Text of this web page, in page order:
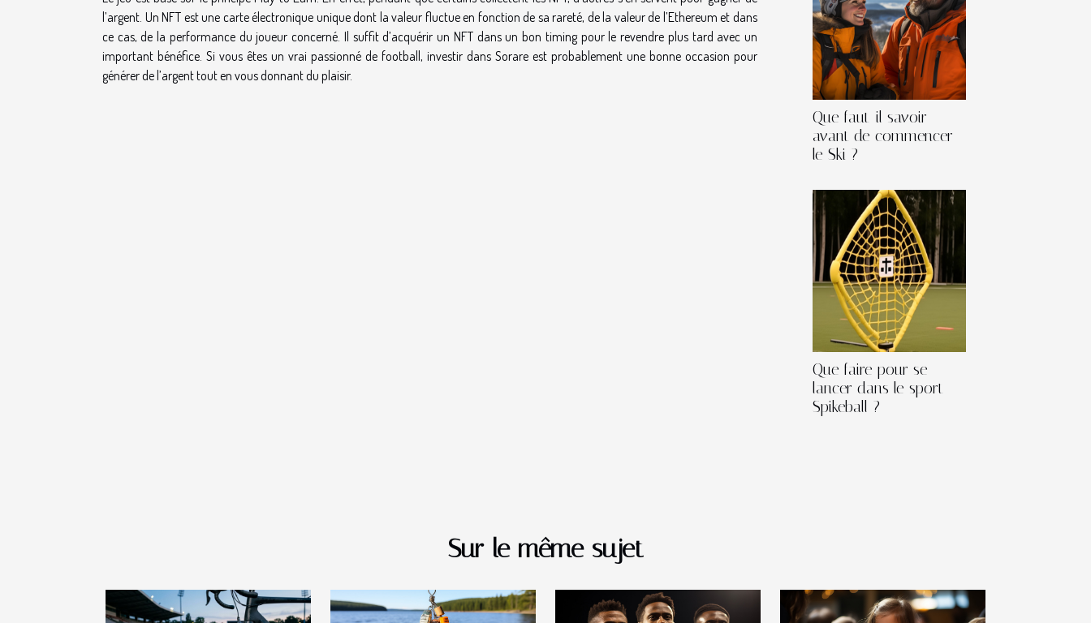
l’argent. Un NFT est une carte électronique unique dont la valeur fluctue en fonction de sa rareté, de la valeur de l’Ethereum et dans
ce cas, de la performance du joueur concerné. Il suffit d’acquérir un NFT dans un bon timing pour le revendre plus tard avec un
important bénéfice. Si vous êtes un vrai passionné de football, investir dans Sorare est probablement une bonne occasion pour
générer de l’argent tout en vous donnant du plaisir.
Que faut-il savoir
avant de commencer
le Ski ?
Que faire pour se
lancer dans le sport
Spikeball ?
Sur le même sujet